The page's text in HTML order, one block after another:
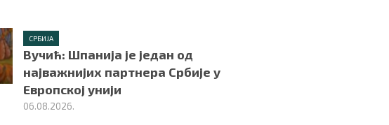
СРБИЈА
Вучић: Шпанија је један од
најважнијих партнера Србије у
Европској унији
06.08.2026.